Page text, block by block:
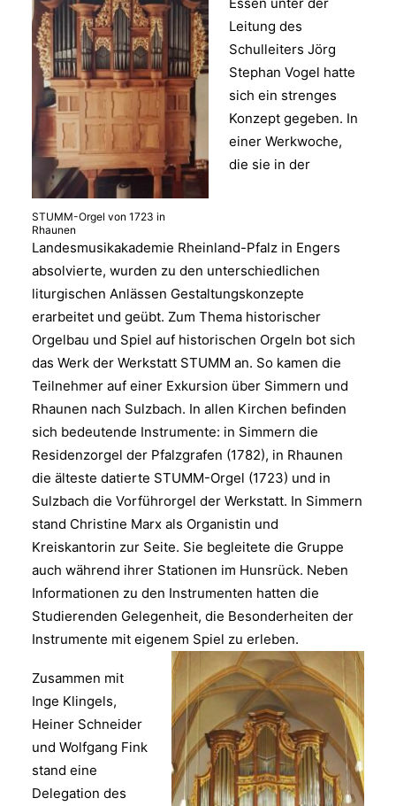
STUMM-Orgel von 1723 in
Rhaunen
Leitung des
Schulleiters Jörg
Stephan Vogel hatte
sich ein strenges
Konzept gegeben. In
einer Werkwoche,
die sie in der
Landesmusikakademie Rheinland-Pfalz in Engers
absolvierte, wurden zu den unterschiedlichen
liturgischen Anlässen Gestaltungskonzepte
erarbeitet und geübt. Zum Thema historischer
Orgelbau und Spiel auf historischen Orgeln bot sich
das Werk der Werkstatt STUMM an. So kamen die
Teilnehmer auf einer Exkursion über Simmern und
Rhaunen nach Sulzbach. In allen Kirchen befinden
sich bedeutende Instrumente: in Simmern die
Residenzorgel der Pfalzgrafen (1782), in Rhaunen
die älteste datierte STUMM-Orgel (1723) und in
Sulzbach die Vorführorgel der Werkstatt. In Simmern
stand Christine Marx als Organistin und
Kreiskantorin zur Seite. Sie begleitete die Gruppe
auch während ihrer Stationen im Hunsrück. Neben
Informationen zu den Instrumenten hatten die
Studierenden Gelegenheit, die Besonderheiten der
Instrumente mit eigenem Spiel zu erleben.
Zusammen mit
Inge Klingels,
Heiner Schneider
und Wolfgang Fink
stand eine
Delegation des